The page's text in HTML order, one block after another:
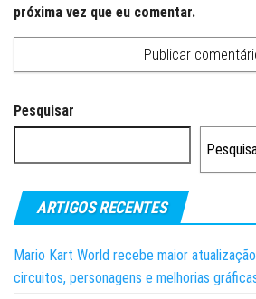
próxima vez que eu comentar.
Pesquisar
ARTIGOS RECENTES
Mario Kart World recebe maior
circuitos, personagens e melhorias